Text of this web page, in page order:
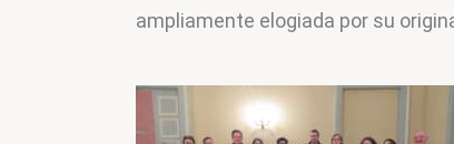
ampliamente elogiada por su